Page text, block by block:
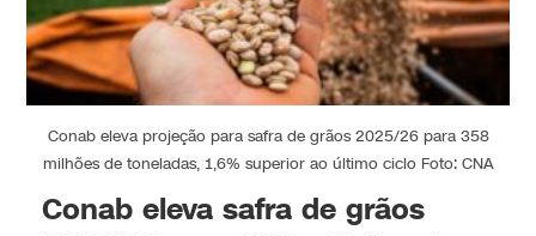
Conab eleva projeção para safra de grãos 2025/26 para 358
milhões de toneladas, 1,6% superior ao último ciclo Foto: CNA
Conab eleva safra de grãos